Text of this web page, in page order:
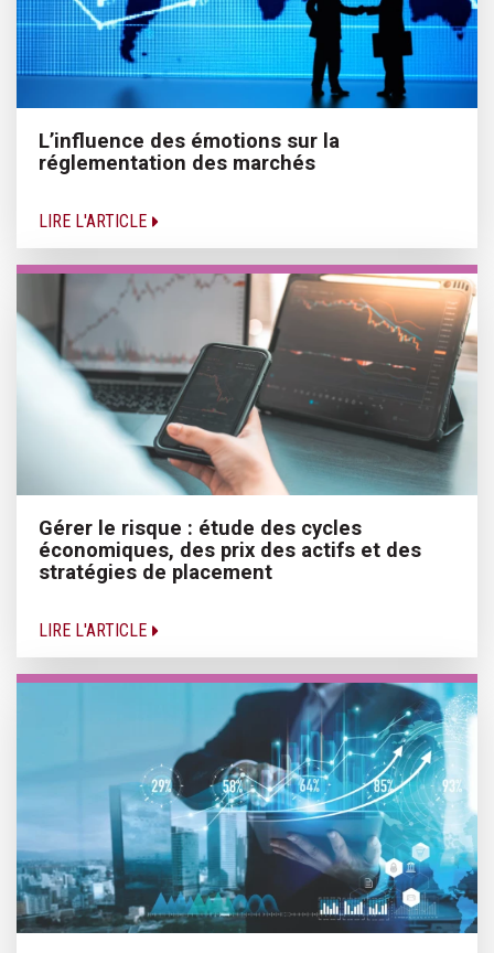
L’influence des émotions sur la
réglementation des marchés
LIRE L'ARTICLE
Gérer le risque : étude des cycles
économiques, des prix des actifs et des
stratégies de placement
LIRE L'ARTICLE